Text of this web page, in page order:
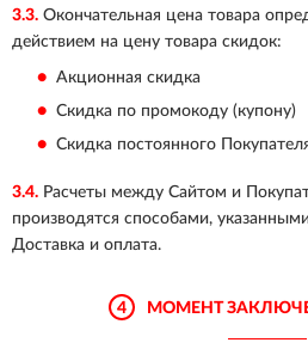
3.3. Окончательная цена товара
действием на цену товара скидок:
Акционная скидка
Скидка по промокоду (купону)
Скидка постоянного
3.4. Расчеты между Сайтом и
производятся способами,
Доставка и оплата.
4 МОМЕНТ